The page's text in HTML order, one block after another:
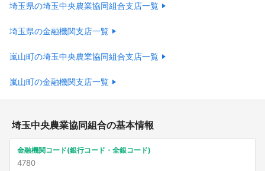
埼玉県の埼玉中央農業協同組合支店一覧
埼玉県の金融機関支店一覧
嵐山町の埼玉中央農業協同組合支店一覧
嵐山町の金融機関支店一覧
埼玉中央農業協同組合の基本情報
金融機関コード(銀行コード・全銀コード)
4780